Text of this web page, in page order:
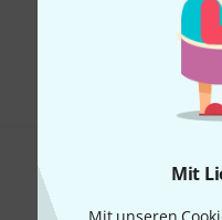
Mit
Gefällt